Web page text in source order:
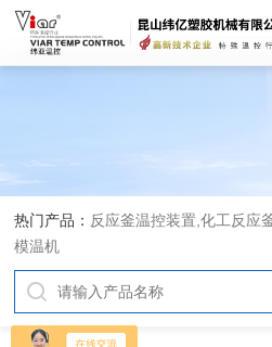
热门产品： 反应釜温控装置,化工反应
模温机